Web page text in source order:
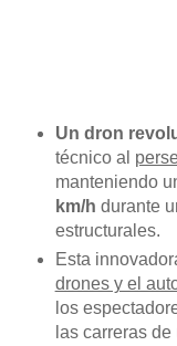
Un dron
técnico al
manteniendo
km/h durante
estructurales.
Esta
drones y el
los
las carreras